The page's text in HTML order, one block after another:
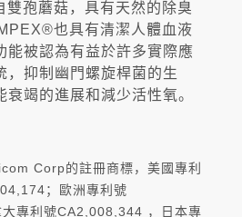
孢蘑菇，具有天然的除臭
也具有清潔人體血液
能被認為有益於許多實際應
，抑制幽門螺旋桿菌的生
竭的進展和減少活性氧。
Corp的註冊商標，美國專利
；歐洲專利號
專利號CA2,008,344 ，日本專